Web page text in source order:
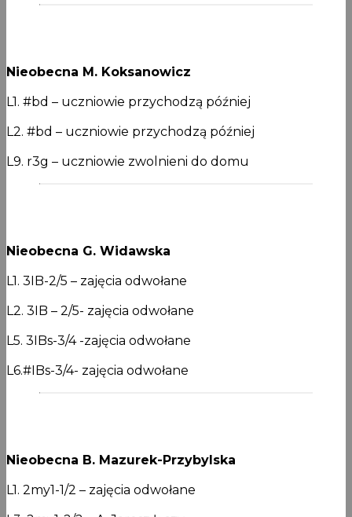
Nieobecna M. Koksanowicz
L1. #bd – uczniowie przychodzą później
L2. #bd – uczniowie przychodzą później
L9. r3g – uczniowie zwolnieni do domu
Nieobecna G. Widawska
L1. 3IB-2/5 – zajęcia odwołane
L2. 3IB – 2/5- zajęcia odwołane
L5. 3IBs-3/4 -zajęcia odwołane
L6.#IBs-3/4- zajęcia odwołane
Nieobecna B. Mazurek-Przybylska
L1. 2my1-1/2 – zajęcia odwołane